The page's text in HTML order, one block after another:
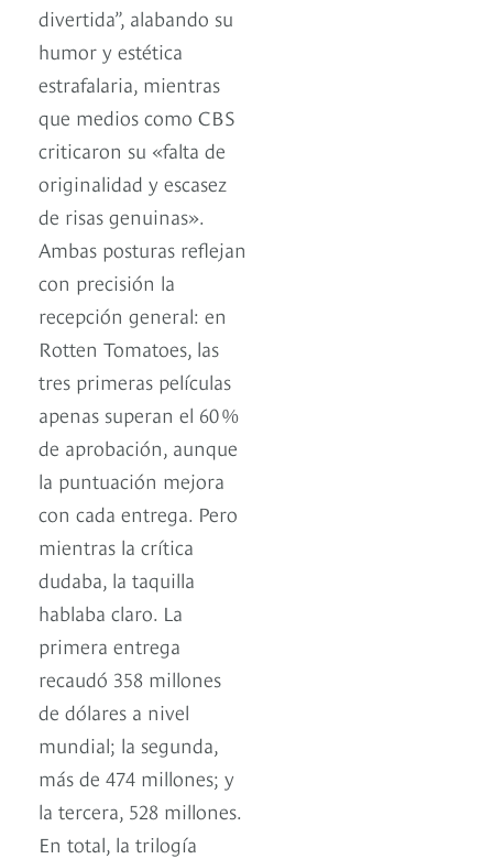
divertida”, alabando su
humor y estética
estrafalaria, mientras
que medios como CBS
criticaron su «falta de
originalidad y escasez
de risas genuinas».
Ambas posturas reflejan
con precisión la
recepción general: en
Rotten Tomatoes, las
tres primeras películas
apenas superan el 60 %
de aprobación, aunque
la puntuación mejora
con cada entrega. Pero
mientras la crítica
dudaba, la taquilla
hablaba claro. La
primera entrega
recaudó 358 millones
de dólares a nivel
mundial; la segunda,
más de 474 millones; y
la tercera, 528 millones.
En total, la trilogía